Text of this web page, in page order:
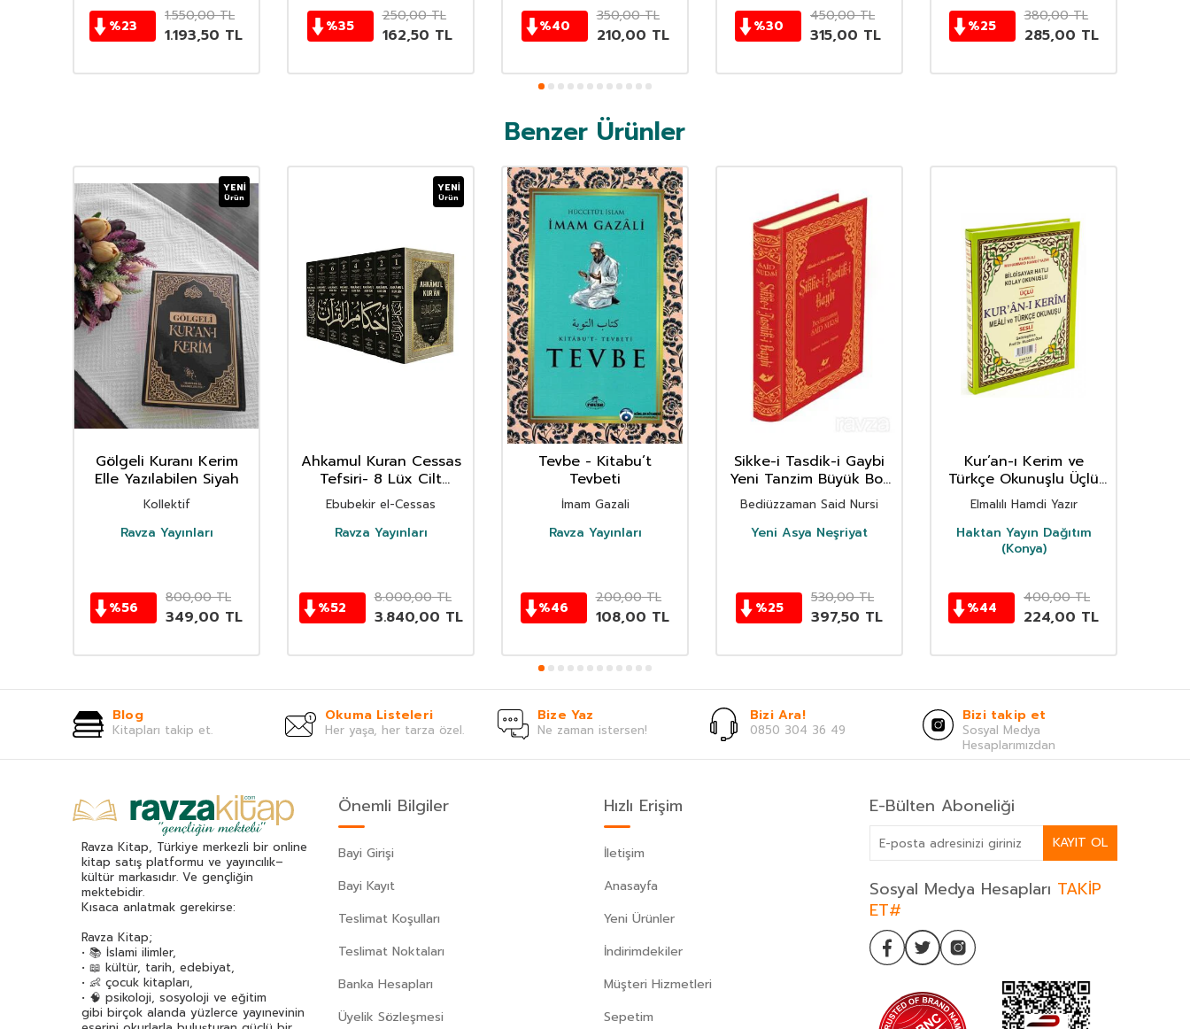
%23
1.550,00TL
1.193,50 TL %35
250,00TL
162,50 TL %40
350,00TL
210,00 TL %30
450,00TL
315,00 TL %25
380,00TL
285,00 TL
Benzer Ürünler
YENI
Ürün
Gölgeli Kuranı Kerim
Elle Yazılabilen Siyah
Kollektif
Ravza Yayınları
%56
800,00TL
349,00 TL
YENI
Ürün
Ahkamul Kuran Cessas
Tefsiri- 8 Lüx Cilt
Takım- (Cessas) tefsiri
Ebubekir el-Cessas
Ravza Yayınları
%52
8.000,00TL
3.840,00 TL
Tevbe - Kitabu’t
Tevbeti
İmam Gazali
Ravza Yayınları
%46
200,00TL
108,00 TL
Sikke-i Tasdik-i Gaybi
Yeni Tanzim Büyük Boy
Lügatçeli İndexli -
7587
Bediüzzaman Said Nursi
Yeni Asya Neşriyat
%25
530,00TL
397,50 TL
Kur’an-ı Kerim ve
Türkçe Okunuşlu Üçlü
Meal (Orta Boy) Kod: H-
58)
Elmalılı Hamdi Yazır
Haktan Yayın Dağıtım
(Konya)
%44
400,00TL
224,00 TL
Blog
Kitapları takip et.
Okuma Listeleri
Her yaşa, her tarza özel.
Bize Yaz
Ne zaman istersen!
Bizi Ara!
0850 304 36 49
Bizi takip et
Sosyal Medya
Hesaplarımızdan
Ravza Kitap, Türkiye merkezli bir online
kitap satış platformu ve yayıncılık–
kültür markasıdır. Ve gençliğin
mektebidir.
Kısaca anlatmak gerekirse:
Ravza Kitap;
• 📚 İslami ilimler,
• 📖 kültür, tarih, edebiyat,
• 👶 çocuk kitapları,
• 🧠 psikoloji, sosyoloji ve eğitim
gibi birçok alanda yüzlerce yayınevinin
Önemli Bilgiler
Bayi Girişi
Bayi Kayıt
Teslimat Koşulları
Teslimat Noktaları
Banka Hesapları
Üyelik Sözleşmesi
Hızlı Erişim
İletişim
Anasayfa
Yeni Ürünler
İndirimdekiler
Müşteri Hizmetleri
Sepetim
E-Bülten Aboneliği
KAYIT OL
Sosyal Medya Hesapları TAKİP
ET#